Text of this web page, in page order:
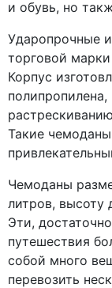
и обувь, но
Ударопрочные
торговой марки
Корпус
Такие
Чемоданы
литров, высоту
Эти,
путешествия
собой много
перевозить